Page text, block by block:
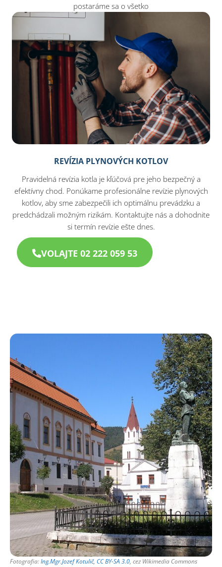
postaráme sa o všetko
REVÍZIA PLYNOVÝCH KOTLOV
Pravidelná revízia kotla je kľúčová pre jeho bezpečný a
efektívny chod. Ponúkame profesionálne revízie plynových
kotlov, aby sme zabezpečili ich optimálnu prevádzku a
predchádzali možným rizikám. Kontaktujte nás a dohodnite
si termín revízie ešte dnes.
VOLAJTE 02 222 059 53
Fotografia:Ing.Mgr.Jozef Kotulič, CC BY-SA 3.0, cez Wikimedia Commons